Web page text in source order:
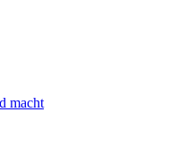
macht